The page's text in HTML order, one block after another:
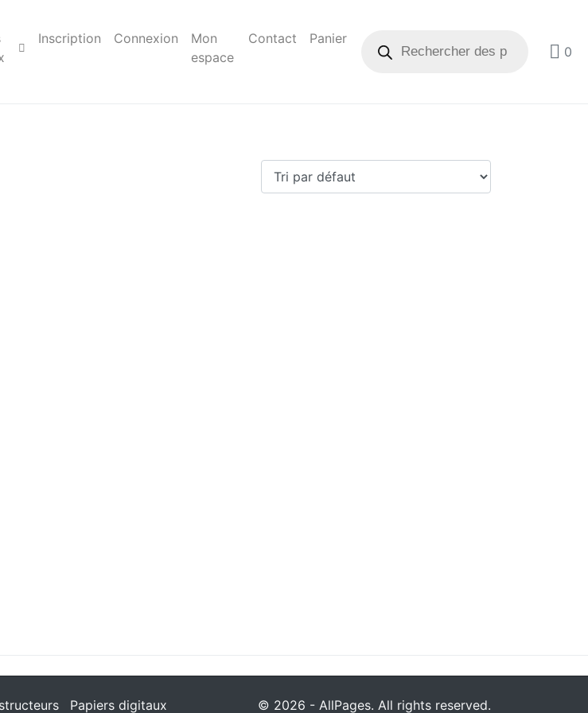
Inscription Connexion
Mon
espace
Contact
Panier
0
Papiers digitaux © 2026 - AllPages. All rights reserved.